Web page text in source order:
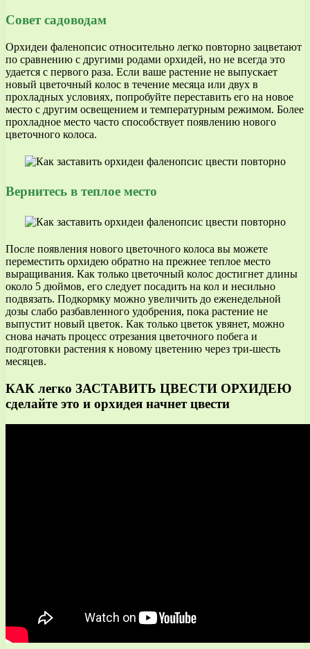
Совет садоводам
Орхидеи фаленопсис относительно легко повторно зацветают
по сравнению с другими родами орхидей, но не всегда это
удается с первого раза. Если ваше растение не выпускает
новый цветочный колос в течение месяца или двух в
прохладных условиях, попробуйте переставить его на новое
место с другим освещением и температурным режимом. Более
прохладное место часто способствует появлению нового
цветочного колоса.
Вернитесь в теплое место
После появления нового цветочного колоса вы можете
переместить орхидею обратно на прежнее теплое место
выращивания. Как только цветочный колос достигнет длины
около 5 дюймов, его следует посадить на кол и несильно
подвязать. Подкормку можно увеличить до еженедельной
дозы слабо разбавленного удобрения, пока растение не
выпустит новый цветок. Как только цветок увянет, можно
снова начать процесс отрезания цветочного побега и
подготовки растения к новому цветению через три-шесть
месяцев.
КАК легко ЗАСТАВИТЬ ЦВЕСТИ ОРХИДЕЮ
сделайте это и орхидея начнет цвести